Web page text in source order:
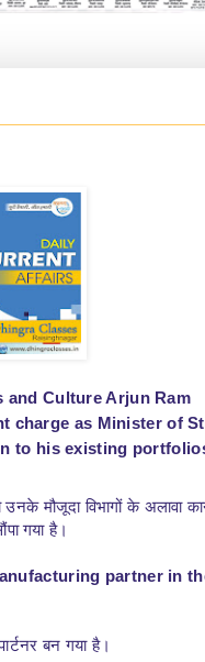
and Culture Arjun Ram
charge as Minister of
to his existing
मौजूदा विभागों के अलावा
गया है।
partner in
बन गया है।